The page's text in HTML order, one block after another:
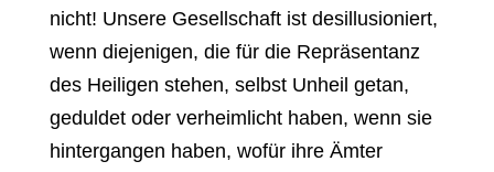
nicht! Unsere Gesellschaft ist desillusioniert,
wenn diejenigen, die für die Repräsentanz
des Heiligen stehen, selbst Unheil getan,
geduldet oder verheimlicht haben, wenn sie
hintergangen haben, wofür ihre Ämter